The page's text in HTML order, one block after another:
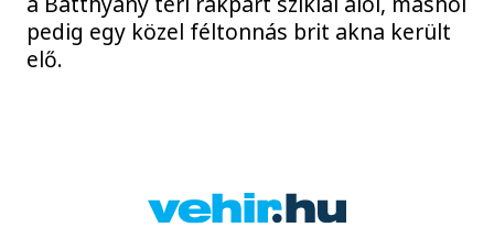
pedig egy közel féltonnás brit akna került
elő.